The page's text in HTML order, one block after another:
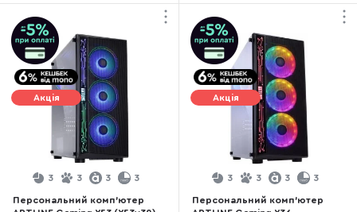
Акція
3 3 3 3
Персональний комп'ютер
Акція
3 3 3 3
Персональний комп'ютер